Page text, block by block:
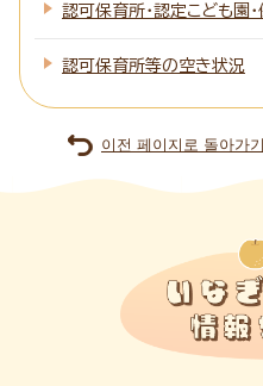
認可保育所・認定こども園
認可保育所等の空き状況
이전 페이지로 돌아가기